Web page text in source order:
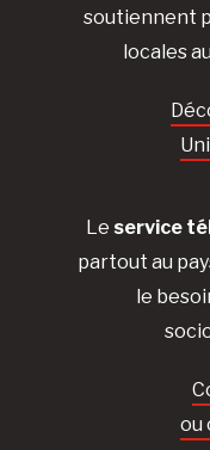
soutiennent
locales
Le service
partout au
le
ou